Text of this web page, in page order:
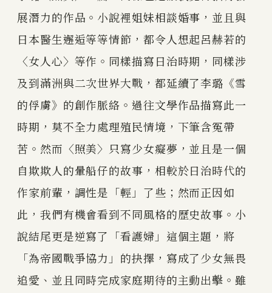
展潛力的作品。小說裡姐妹相談婚事，並且與
日本醫生邂逅等等情節，都令人想起呂赫若的
〈女人心〉等作。同樣描寫日治時期，同樣涉
及到滿洲與二次世界大戰，都延續了李璐《雪
的俘虜》的創作脈絡。過往文學作品描寫此一
時期，莫不全力處理殖民情境，下筆含冤帶
苦。然而〈照美〉只寫少女癡夢，並且是一個
自欺欺人的暈船仔的故事，相較於日治時代的
作家前輩，調性是「輕」了些；然而正因如
此，我們有機會看到不同風格的歷史故事。小
說結尾更是逆寫了「看護婦」這個主題，將
「為帝國戰爭協力」的抉擇，寫成了少女無畏
追愛、並且同時完成家庭期待的主動出擊。雖